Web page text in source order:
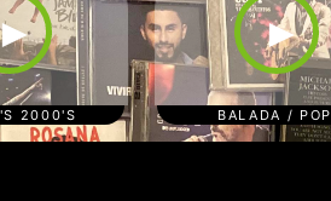
2000'S
►
BALADA / POP